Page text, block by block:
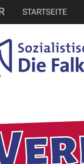
STARTSEITE